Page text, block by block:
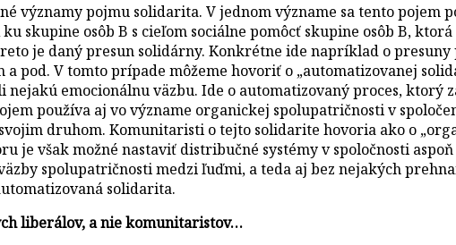
významy pojmu solidarita. V jednom význame sa tento pojem
skupine osôb B s cieľom sociálne pomôcť skupine osôb B,
je daný presun solidárny. Konkrétne ide napríklad o
pod. V tomto prípade môžeme hovoriť o „automatizovanej
emocionálnu väzbu. Ide o automatizovaný proces, ktorý
používa aj vo význame organickej spolupatričnosti v
druhom. Komunitaristi o tejto solidarite hovoria ako o
je však možné nastaviť distribučné systémy v spoločnosti
spolupatričnosti medzi ľuďmi, a teda aj bez nejakých
solidarita.
liberálov, a nie komunitaristov…